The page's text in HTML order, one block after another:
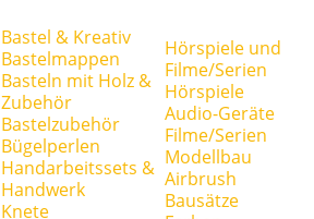
Bastel & Kreativ
Bastelmappen
Basteln mit Holz &
Zubehör
Bastelzubehör
Bügelperlen
Handarbeitssets &
Handwerk
Knete
Hörspiele und
Filme/Serien
Hörspiele
Audio-Geräte
Filme/Serien
Modellbau
Airbrush
Bausätze